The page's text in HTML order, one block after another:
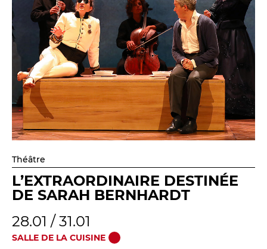
Théâtre
L’EXTRAORDINAIRE DESTINÉE
DE SARAH BERNHARDT
28.01 / 31.01
SALLE DE LA CUISINE